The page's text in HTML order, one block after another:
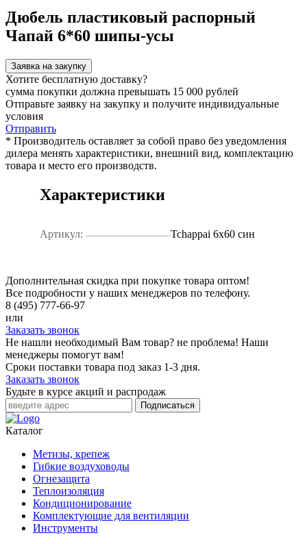
Дюбель пластиковый распорный
Чапай 6*60 шипы-усы
Заявка на закупку
Хотите бесплатную доставку?
сумма покупки должна превышать 15 000 рублей
Отправьте заявку на закупку и получите индивидуальные
условия
Отправить
* Производитель оставляет за собой право без уведомления
дилера менять характеристики, внешний вид, комплектацию
товара и место его производств.
Характеристики
Артикул: Tchappai 6х60 син
Дополнительная скидка при покупке товара оптом!
Все подробности у наших менеджеров по телефону.
8 (495) 777-66-97
или
Заказать звонок
Не нашли необходимый Вам товар? не проблема! Наши
менеджеры помогут вам!
Сроки поставки товара под заказ 1-3 дня.
Заказать звонок
Будьте в курсе акций и распродаж
Подписаться
Каталог
Метизы, крепеж
Гибкие воздуховоды
Огнезащита
Теплоизоляция
Кондиционирование
Комплектующие для вентиляции
Инструменты